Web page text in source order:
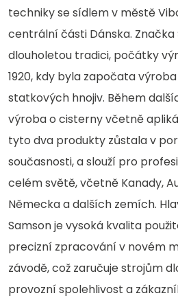
techniky se sídlem v městě
centrální části Dánska. Značka
dlouholetou tradici, počátky
1920, kdy byla započata
statkových hnojiv. Během
výroba o cisterny včetně
tyto dva produkty zůstala v
současnosti, a slouží pro
celém světě, včetně Kanady,
Německa a dalších zemích.
Samson je vysoká kvalita
precizní zpracování v novém
závodě, což zaručuje strojům
provozní spolehlivost a